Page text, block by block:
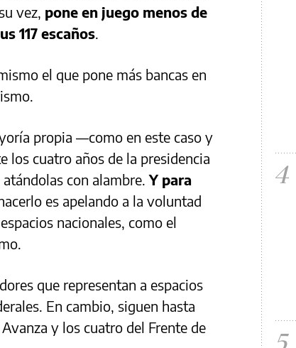
vez, pone en juego menos de
117 escaños.
el que pone más bancas en
propia —como en este caso y
los cuatro años de la presidencia
con alambre.Y para
es apelando a la voluntad
nacionales, como el
que representan a espacios
En cambio, siguen hasta
y los cuatro del Frente de
4